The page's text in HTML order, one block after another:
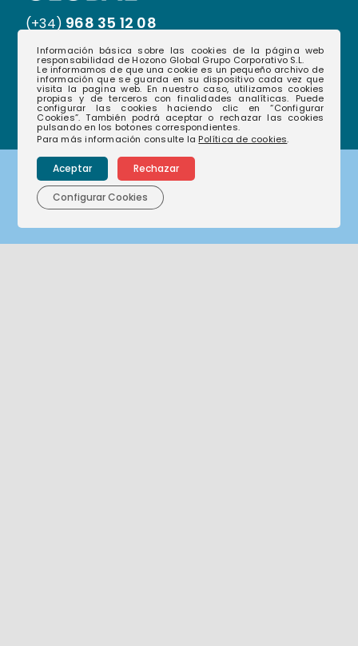
(+34) 968 35 12 08
hablamos@hozonoglobal.com
Ctra. Alcantarilla, 655 – 30166 – Murcia
Corporativo
Información básica sobre las cookies de la página web
responsabilidad de Hozono Global Grupo Corporativo S.L.
Le informamos de que una cookie es un pequeño archivo de
información que se guarda en su dispositivo cada vez que
visita la pagina web. En nuestro caso, utilizamos cookies
propias y de terceros con finalidades analíticas. Puede
configurar las cookies haciendo clic en “Configurar
Cookies”. También podrá aceptar o rechazar las cookies
pulsando en los botones correspondientes.
Para más información consulte la Política de cookies.
Aceptar Rechazar
Configurar Cookies